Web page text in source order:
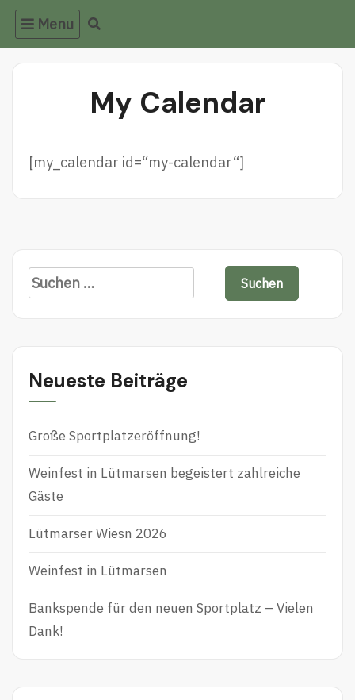
Skip
Menu
My Calendar
[my_calendar id=“my-calendar“]
Suchen
nach:
Neueste Beiträge
Große Sportplatzeröffnung!
Weinfest in Lütmarsen begeistert zahlreiche
Gäste
Lütmarser Wiesn 2026
Weinfest in Lütmarsen
Bankspende für den neuen Sportplatz – Vielen
Dank!